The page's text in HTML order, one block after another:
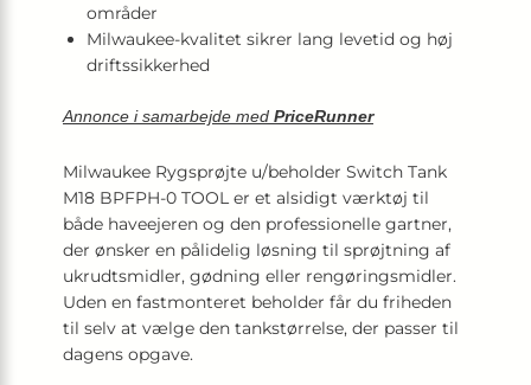
områder
Milwaukee-kvalitet sikrer lang levetid og høj
driftssikkerhed
Annonce i samarbejde med PriceRunner
Milwaukee Rygsprøjte u/beholder Switch Tank
M18 BPFPH-0 TOOL er et alsidigt værktøj til
både haveejeren og den professionelle gartner,
der ønsker en pålidelig løsning til sprøjtning af
ukrudtsmidler, gødning eller rengøringsmidler.
Uden en fastmonteret beholder får du friheden
til selv at vælge den tankstørrelse, der passer til
dagens opgave.